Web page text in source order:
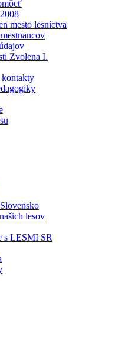
mesto lesníctva
Zvolena I.
kontakty
lesov
s LESMI SR